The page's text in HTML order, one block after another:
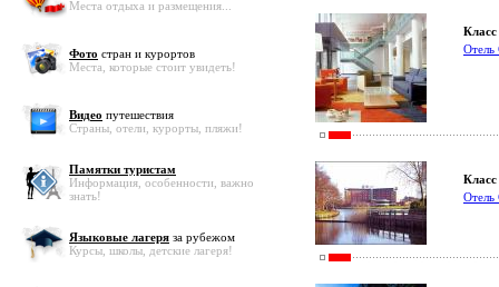
Места отдыха и размещения...
Фото стран и курортов
Места, которые стоит увидеть!
Видео путешествия
Страны, отели, курорты, пляжи!
Памятки туристам
Информация, особенности, важно
знать!
Языковые лагеря за рубежом
Курсы, школы, детские лагеря!
Отель